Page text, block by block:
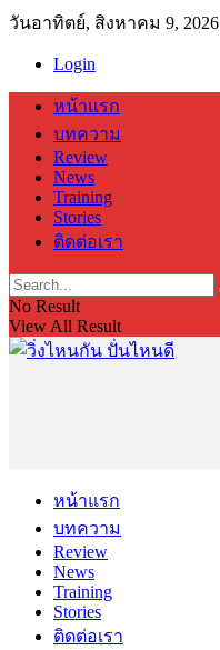
วันอาทิตย์, สิงหาคม 9, 2026
Login
หน้าแรก
บทความ
Review
News
Training
Stories
ติดต่อเรา
No Result
View All Result
หน้าแรก
บทความ
Review
News
Training
Stories
ติดต่อเรา